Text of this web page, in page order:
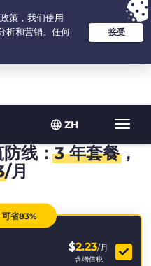
ZH
years at $2.23
线：3 年套餐，
/月
可省83%
$2.23/月
含增值税